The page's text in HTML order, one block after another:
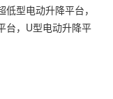
型电动升降平台，
台，U型电动升降平